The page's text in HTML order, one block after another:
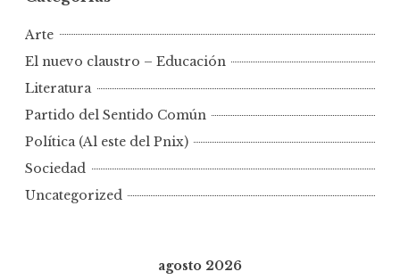
Arte
El nuevo claustro – Educación
Literatura
Partido del Sentido Común
Política (Al este del Pnix)
Sociedad
Uncategorized
agosto 2026